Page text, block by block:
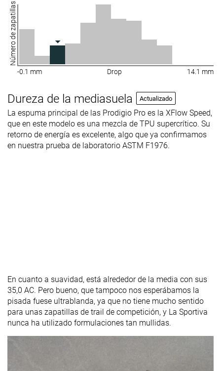
Número de zapatillas
-0.1 mm Drop 14.1 mm
Dureza de la mediasuela Actualizado
La espuma principal de las Prodigio Pro es la XFlow Speed,
que en este modelo es una mezcla de TPU supercrítico. Su
retorno de energía es excelente, algo que ya confirmamos
en nuestra prueba de laboratorio ASTM F1976.
En cuanto a suavidad, está alrededor de la media con sus
35,0 AC. Pero bueno, que tampoco nos esperábamos la
pisada fuese ultrablanda, ya que no tiene mucho sentido
para unas zapatillas de trail de competición, y La Sportiva
nunca ha utilizado formulaciones tan mullidas.